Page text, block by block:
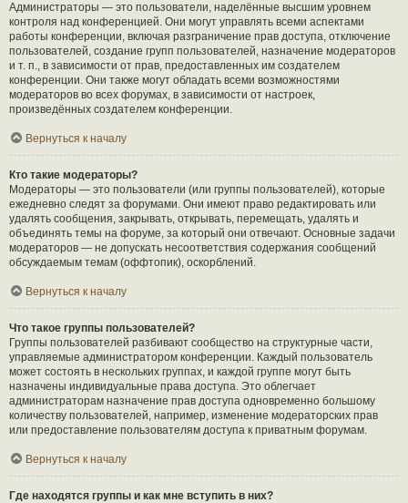
Администраторы — это пользователи, наделённые высшим уровнем
контроля над конференцией. Они могут управлять всеми аспектами
работы конференции, включая разграничение прав доступа, отключение
пользователей, создание групп пользователей, назначение модераторов
и т. п., в зависимости от прав, предоставленных им создателем
конференции. Они также могут обладать всеми возможностями
модераторов во всех форумах, в зависимости от настроек,
произведённых создателем конференции.
Вернуться к началу
Кто такие модераторы?
Модераторы — это пользователи (или группы пользователей), которые
ежедневно следят за форумами. Они имеют право редактировать или
удалять сообщения, закрывать, открывать, перемещать, удалять и
объединять темы на форуме, за который они отвечают. Основные задачи
модераторов — не допускать несоответствия содержания сообщений
обсуждаемым темам (оффтопик), оскорблений.
Вернуться к началу
Что такое группы пользователей?
Группы пользователей разбивают сообщество на структурные части,
управляемые администратором конференции. Каждый пользователь
может состоять в нескольких группах, и каждой группе могут быть
назначены индивидуальные права доступа. Это облегчает
администраторам назначение прав доступа одновременно большому
количеству пользователей, например, изменение модераторских прав
или предоставление пользователям доступа к приватным форумам.
Вернуться к началу
Где находятся группы и как мне вступить в них?